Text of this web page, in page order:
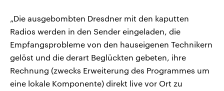
„Die ausgebombten Dresdner mit den kaputten
Radios werden in den Sender eingeladen, die
Empfangsprobleme von den hauseigenen Technikern
gelöst und die derart Beglückten gebeten, ihre
Rechnung (zwecks Erweiterung des Programmes um
eine lokale Komponente) direkt live vor Ort zu